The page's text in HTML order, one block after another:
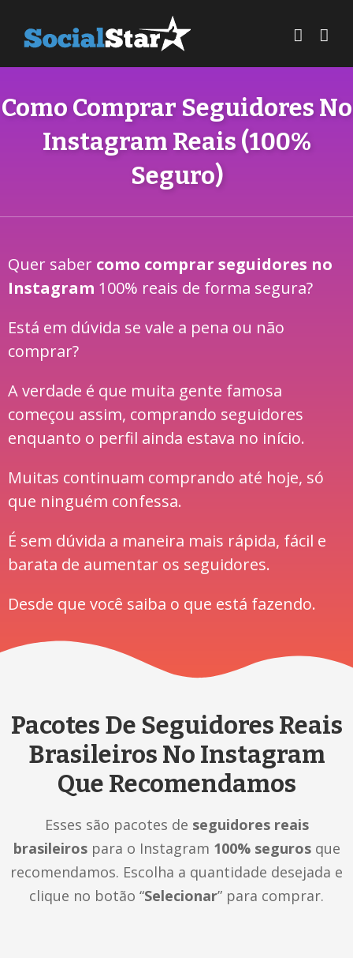
Como Comprar Seguidores No
Instagram Reais (100%
Seguro)
Quer saber como comprar seguidores no
Instagram 100% reais de forma segura?
Está em dúvida se vale a pena ou não
comprar?
A verdade é que muita gente famosa
começou assim, comprando seguidores
enquanto o perfil ainda estava no início.
Muitas continuam comprando até hoje, só
que ninguém confessa.
É sem dúvida a maneira mais rápida, fácil e
barata de aumentar os seguidores.
Desde que você saiba o que está fazendo.
Pacotes De Seguidores Reais
Brasileiros No Instagram
Que Recomendamos
Esses são pacotes de seguidores reais
brasileirospara o Instagram 100% segurosque
recomendamos. Escolha a quantidade desejada e
clique no botão “Selecionar” para comprar.